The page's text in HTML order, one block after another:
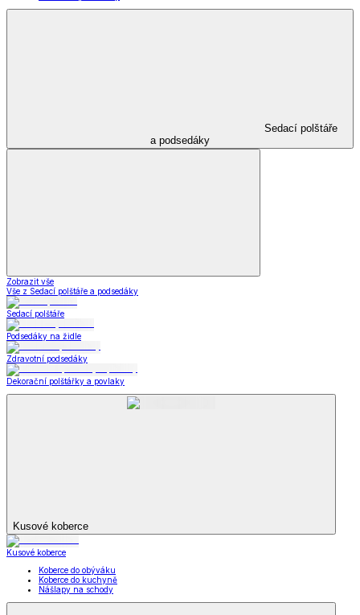
Sedací polštáře
a podsedáky
Zobrazit vše
Vše z Sedací polštáře a podsedáky
Sedací polštáře
Podsedáky na židle
Zdravotní podsedáky
Dekorační polštářky a povlaky
Kusové koberce
Kusové koberce
Koberce do obýváku
Koberce do kuchyně
Nášlapy na schody